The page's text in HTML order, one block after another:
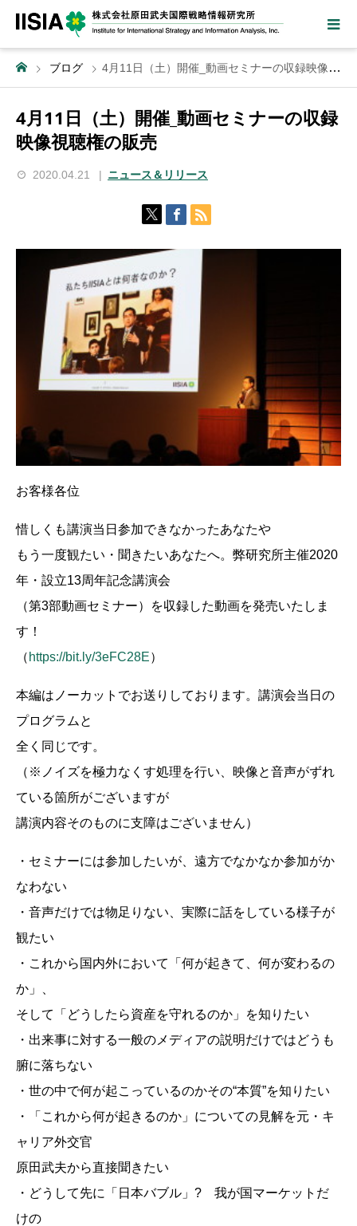
ブログ 4月11日（土）開催_動画セミナーの収録映像視聴権の販売
4月11日（土）開催_動画セミナーの収録
映像視聴権の販売
2020.04.21 ニュース＆リリース
お客様各位
惜しくも講演当日参加できなかったあなたや
もう一度観たい・聞きたいあなたへ。弊研究所主催2020
年・設立13周年記念講演会
（第3部動画セミナー）を収録した動画を発売いたしま
す！
（ https://bit.ly/3eFC28E）
本編はノーカットでお送りしております。講演会当日の
プログラムと
全く同じです。
（※ノイズを極力なくす処理を行い、映像と音声がずれ
ている箇所がございますが
講演内容そのものに支障はございません）
・セミナーには参加したいが、遠方でなかなか参加がか
なわない
・音声だけでは物足りない、実際に話をしている様子が
観たい
・これから国内外において「何が起きて、何が変わるの
か」、
そして「どうしたら資産を守れるのか」を知りたい
・出来事に対する一般のメディアの説明だけではどうも
腑に落ちない
・世の中で何が起こっているのかその“本質”を知りたい
・「これから何が起きるのか」についての見解を元・キ
ャリア外交官
原田武夫から直接聞きたい
・どうして先に「日本バブル」? 我が国マーケットだ
けの